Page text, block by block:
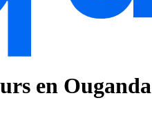
en Ouganda